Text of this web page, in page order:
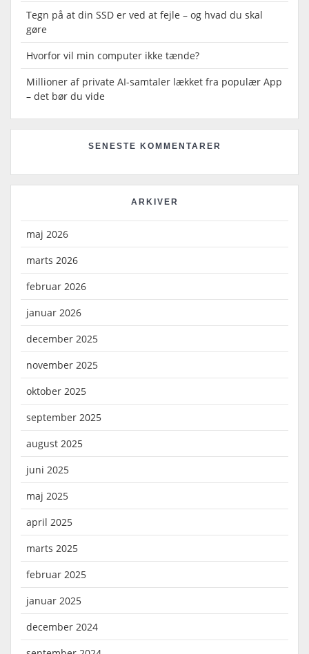
Tegn på at din SSD er ved at fejle – og hvad du skal
gøre
Hvorfor vil min computer ikke tænde?
Millioner af private AI-samtaler lækket fra populær App
– det bør du vide
SENESTE KOMMENTARER
ARKIVER
maj 2026
marts 2026
februar 2026
januar 2026
december 2025
november 2025
oktober 2025
september 2025
august 2025
juni 2025
maj 2025
april 2025
marts 2025
februar 2025
januar 2025
december 2024